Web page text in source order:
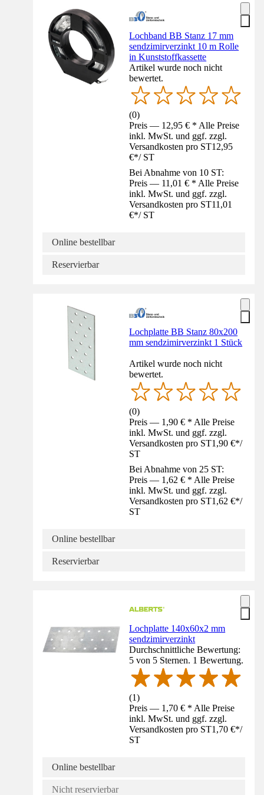
Lochband BB Stanz 17 mm
sendzimirverzinkt 10 m Rolle
in Kunststoffkassette
Artikel wurde noch nicht
bewertet.
(0)
Preis — 12,95 € * Alle Preise
inkl. MwSt. und ggf. zzgl.
Versandkosten pro ST12,95
€*/ ST
Bei Abnahme von 10 ST:
Preis — 11,01 € * Alle Preise
inkl. MwSt. und ggf. zzgl.
Versandkosten pro ST11,01
€*/ ST
Online bestellbar
Reservierbar
Lochplatte BB Stanz 80x200
mm sendzimirverzinkt 1 Stück
Artikel wurde noch nicht
bewertet.
(0)
Preis — 1,90 € * Alle Preise
inkl. MwSt. und ggf. zzgl.
Versandkosten pro ST1,90 €*/
ST
Bei Abnahme von 25 ST:
Preis — 1,62 € * Alle Preise
inkl. MwSt. und ggf. zzgl.
Versandkosten pro ST1,62 €*/
ST
Online bestellbar
Reservierbar
Lochplatte 140x60x2 mm
sendzimirverzinkt
Durchschnittliche Bewertung:
5 von 5 Sternen. 1 Bewertung.
(1)
Preis — 1,70 € * Alle Preise
inkl. MwSt. und ggf. zzgl.
Versandkosten pro ST1,70 €*/
ST
Online bestellbar
Nicht reservierbar